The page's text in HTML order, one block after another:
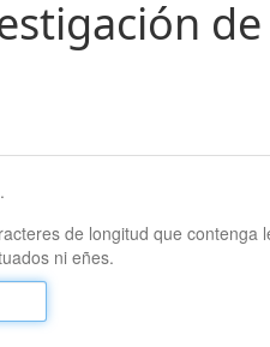
.
de longitud que contenga
ni eñes.